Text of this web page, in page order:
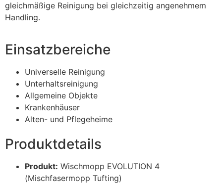
gleichmäßige Reinigung bei gleichzeitig angenehmem
Handling.
Einsatzbereiche
Universelle Reinigung
Unterhaltsreinigung
Allgemeine Objekte
Krankenhäuser
Alten- und Pflegeheime
Produktdetails
Produkt: Wischmopp EVOLUTION 4
(Mischfasermopp Tufting)